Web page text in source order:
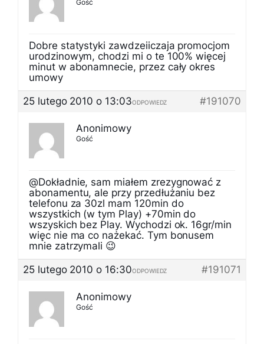
Gość
Dobre statystyki zawdzeiiczaja promocjom
urodzinowym, chodzi mi o te 100% więcej
minut w abonamnecie, przez cały okres
umowy
25 lutego 2010 o 13:03
#191070
ODPOWIEDZ
Anonimowy
Gość
@Dokładnie, sam miałem zrezygnować z
abonamentu, ale przy przedłużaniu bez
telefonu za 30zl mam 120min do
wszystkich (w tym Play) +70min do
wszyskich bez Play. Wychodzi ok. 16gr/min
więc nie ma co nażekać. Tym bonusem
mnie zatrzymali 😉
25 lutego 2010 o 16:30
#191071
ODPOWIEDZ
Anonimowy
Gość